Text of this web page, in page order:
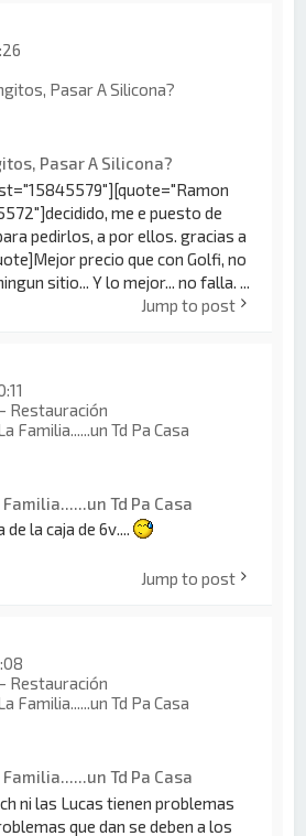
Pasar A Silicona?
Pasar A Silicona?
me e puesto de
pedirlos, a por ellos. gracias a
precio que con Golfi, no
sitio... Y lo mejor... no falla. ...
Jump to post
Restauración
Familia......un Td Pa Casa
Td Pa Casa
la caja de 6v....
Jump to post
Restauración
Familia......un Td Pa Casa
Td Pa Casa
ni las Lucas tienen problemas
que dan se deben a los